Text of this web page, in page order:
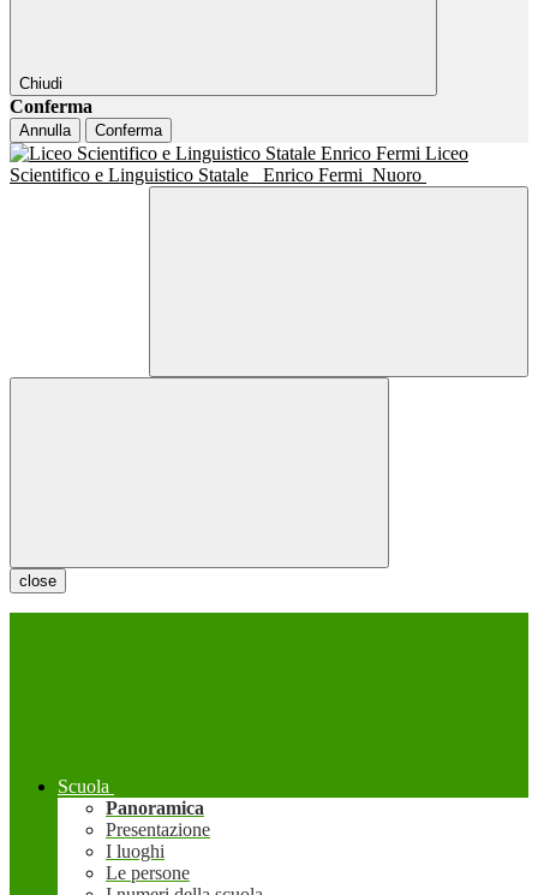
Chiudi
Conferma
Annulla Conferma
Liceo
Scientifico e Linguistico Statale
Enrico Fermi Nuoro
close
Scuola
Panoramica
Presentazione
I luoghi
Le persone